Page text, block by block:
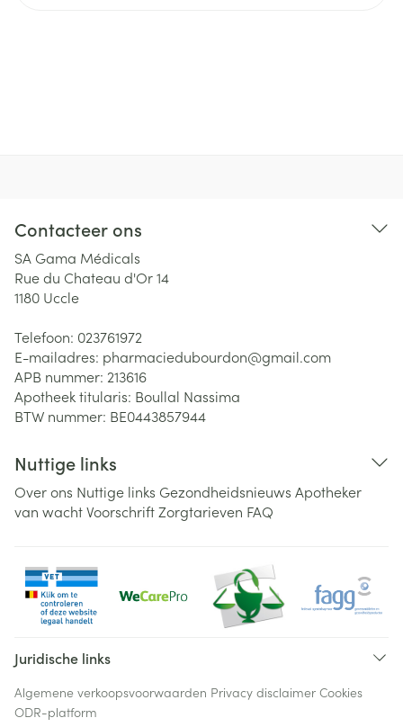
Contacteer ons
SA Gama Médicals
Rue du Chateau d'Or 14
1180 Uccle
Telefoon: 023761972
E-mailadres: pharmaciedubourdon@gmail.com
APB nummer: 213616
Apotheek titularis: Boullal Nassima
BTW nummer: BE0443857944
Nuttige links
Over ons Nuttige links Gezondheidsnieuws Apotheker
van wachtVoorschriftZorgtarieven FAQ
Juridische links
Algemene verkoopsvoorwaarden Privacy disclaimer Cookies
ODR-platform